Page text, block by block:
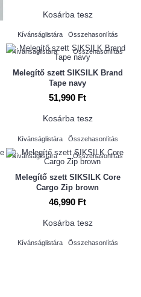
Kosárba tesz
Kívánságlistára Összehasonlítás
Kívánságlistára Összehasonlítás
Melegítő szett SIKSILK Brand
Tape navy
51,990 Ft
Kosárba tesz
Kívánságlistára Összehasonlítás
Kívánságlistára Összehasonlítás
Melegítő szett SIKSILK Core
Cargo Zip brown
46,990 Ft
Kosárba tesz
Kívánságlistára Összehasonlítás